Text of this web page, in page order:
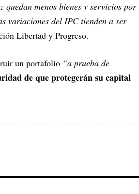
quedan menos bienes y servicios por
variaciones del IPC tienden a ser
Libertad y Progreso.
un portafolio “a prueba de
de que protegerán su capital